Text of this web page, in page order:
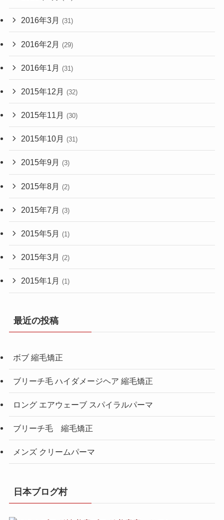
2016年3月 (31)
2016年2月 (29)
2016年1月 (31)
2015年12月 (32)
2015年11月 (30)
2015年10月 (31)
2015年9月 (3)
2015年8月 (2)
2015年7月 (3)
2015年5月 (1)
2015年3月 (2)
2015年1月 (1)
最近の投稿
ボブ 縮毛矯正
ブリーチ毛 ハイダメージヘア 縮毛矯正
ロング エアウェーブ スパイラルパーマ
ブリーチ毛 縮毛矯正
メンズ クリームパーマ
日本ブログ村